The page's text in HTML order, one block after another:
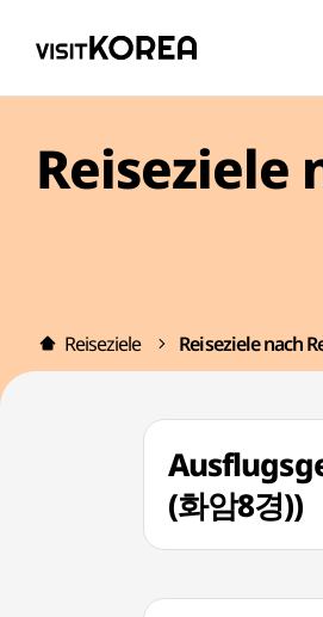
Reiseziele
Reiseziele Reiseziele nach
(화암8경))